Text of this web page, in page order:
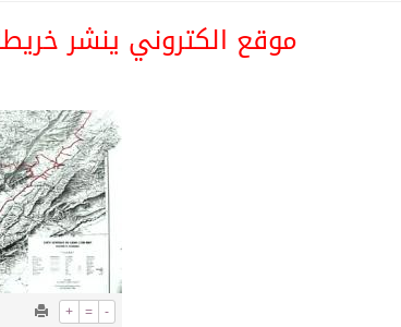
ضمن قائمة التراث العالمي
الحرمين الشريفين توثق أسماء الخلفاء الراشدين
موقع الكتروني ينشر
+ = -